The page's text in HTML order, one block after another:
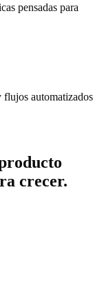
pensadas para
automatizados
crecer.